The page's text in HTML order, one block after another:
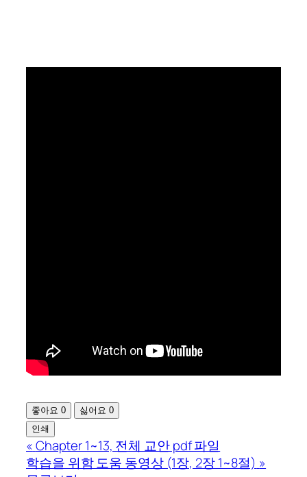
좋아요 0 싫어요 0
인쇄
«Chapter 1~13, 전체 교안 pdf 파일
학습을 위함 도움 동영상 (1장, 2장 1~8절) »